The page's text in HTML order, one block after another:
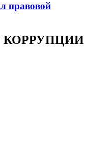
правовой
КОРРУПЦИИ